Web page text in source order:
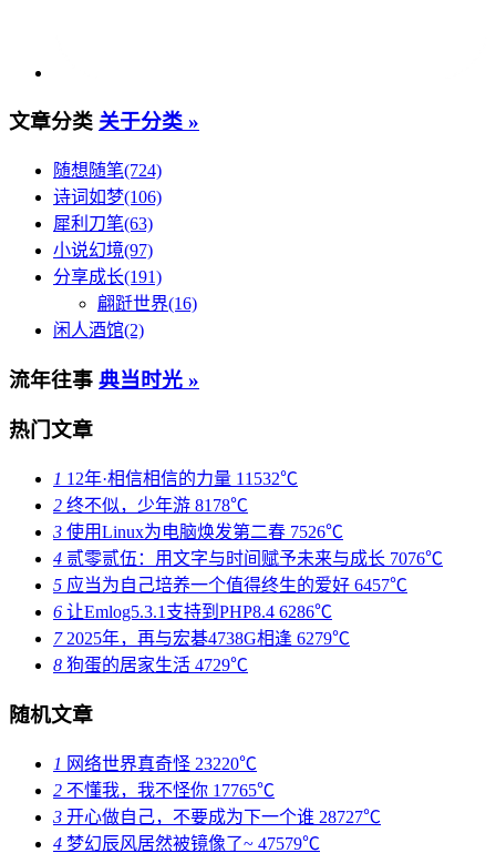
文章分类 关于分类 »
随想随笔(724)
诗词如梦(106)
犀利刀笔(63)
小说幻境(97)
分享成长(191)
翩跹世界(16)
闲人酒馆(2)
流年往事 典当时光 »
热门文章
1 12年·相信相信的力量 11532℃
2 终不似，少年游 8178℃
3 使用Linux为电脑焕发第二春 7526℃
4 贰零贰伍：用文字与时间赋予未来与成长 7076℃
5 应当为自己培养一个值得终生的爱好 6457℃
6 让Emlog5.3.1支持到PHP8.4 6286℃
72025年，再与宏碁4738G相逢 6279℃
8 狗蛋的居家生活 4729℃
随机文章
1 网络世界真奇怪 23220℃
2 不懂我，我不怪你 17765℃
3 开心做自己，不要成为下一个谁 28727℃
4 梦幻辰风居然被镜像了~ 47579℃